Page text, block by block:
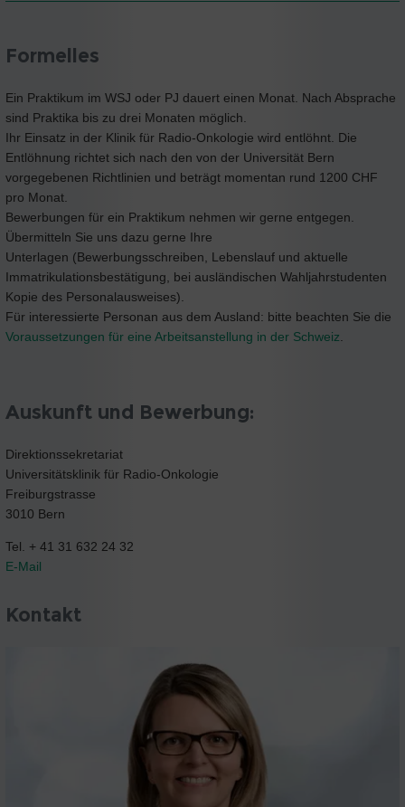
Formelles
Ein Praktikum im WSJ oder PJ dauert einen Monat. Nach Absprache
sind Praktika bis zu drei Monaten möglich.
Ihr Einsatz in der Klinik für Radio-Onkologie wird entlöhnt. Die
Entlöhnung richtet sich nach den von der Universität Bern
vorgegebenen Richtlinien und beträgt momentan rund 1200 CHF
pro Monat.
Bewerbungen für ein Praktikum nehmen wir gerne entgegen.
Übermitteln Sie uns dazu gerne Ihre
Unterlagen (Bewerbungsschreiben, Lebenslauf und aktuelle
Immatrikulationsbestätigung, bei ausländischen Wahljahrstudenten
Kopie des Personalausweises).
Für interessierte Personan aus dem Ausland: bitte beachten Sie die
Voraussetzungen für eine Arbeitsanstellung in der Schweiz.
Auskunft und Bewerbung:
Direktionssekretariat
Universitätsklinik für Radio-Onkologie
Freiburgstrasse
3010 Bern
Tel. + 41 31 632 24 32
E-Mail
Kontakt